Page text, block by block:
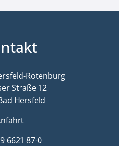
Rotenburg
Straße 12
Hersfeld
6621 87-0